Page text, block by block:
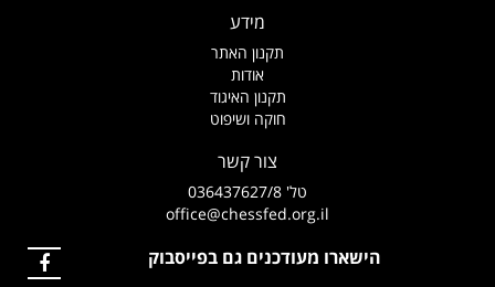
מידע
תקנון האתר
אודות
תקנון האיגוד
חוקה ושיפוט
צור קשר
טל' 036437627/8
office@chessfed.org.il
הישארו מעודכנים גם בפייסבוק